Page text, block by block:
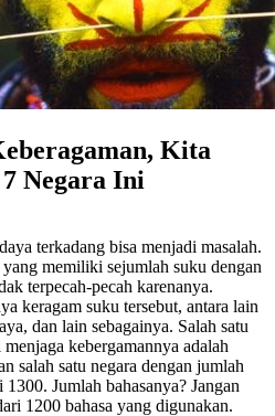
Kita
Negara Ini
terkadang bisa menjadi masalah.
memiliki sejumlah suku dengan
terpecah-pecah karenanya.
keragam suku tersebut, antara lain
dan lain sebagainya. Salah satu
kebergamannya adalah
salah satu negara dengan jumlah
Jumlah bahasanya? Jangan
1200 bahasa yang digunakan.